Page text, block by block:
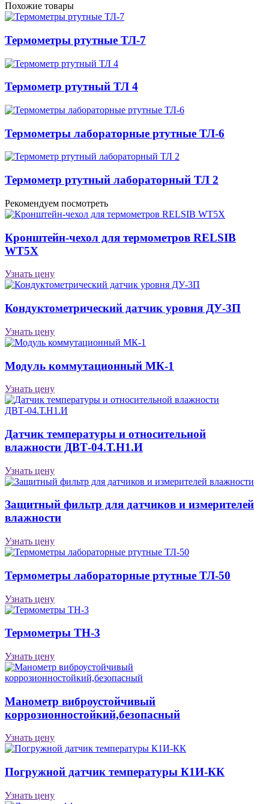
Похожие товары
Термометры ртутные ТЛ-7
Термометр ртутный ТЛ 4
Термометры лабораторные ртутные ТЛ-6
Термометр ртутный лабораторный ТЛ 2
Рекомендуем посмотреть
Кронштейн-чехол для термометров RELSIB
WT5X
Узнать цену
Кондуктометрический датчик уровня ДУ-3П
Узнать цену
Модуль коммутационный МК-1
Узнать цену
Датчик температуры и относительной
влажности ДВТ-04.Т.Н1.И
Узнать цену
Защитный фильтр для датчиков и измерителей
влажности
Узнать цену
Термометры лабораторные ртутные ТЛ-50
Узнать цену
Термометры ТН-3
Узнать цену
Манометр виброустойчивый
коррозионностойкий,безопасный
Узнать цену
Погружной датчик температуры К1И-КК
Узнать цену